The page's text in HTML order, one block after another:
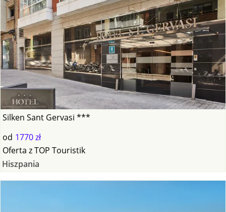
Silken Sant Gervasi ***
od 1770 zł
Oferta zTOP Touristik
Hiszpania